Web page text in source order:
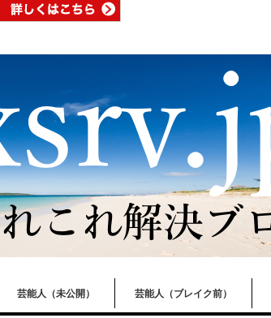
芸能人（未公開） 芸能人（ブレイク前）